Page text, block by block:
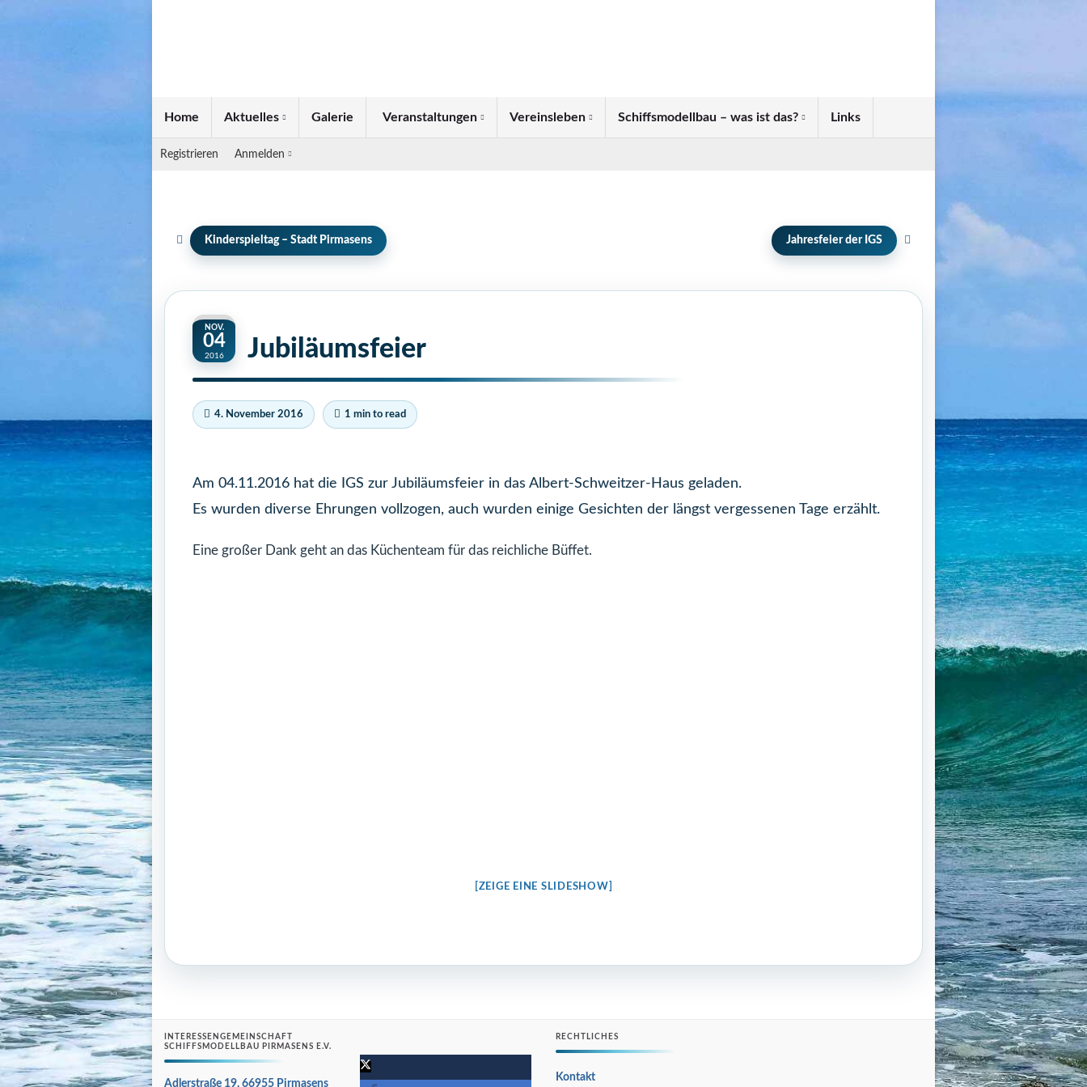
Home Aktuelles Galerie Veranstaltungen Vereinsleben Schiffsmodellbau – was ist das? Links
Registrieren Anmelden
Kinderspieltag – Stadt Pirmasens Jahresfeier der IGS
NOV.
04
2016 Jubiläumsfeier
4. November 2016 1 min to read
Am 04.11.2016 hat die IGS zur Jubiläumsfeier in das Albert-Schweitzer-Haus geladen.
Es wurden diverse Ehrungen vollzogen, auch wurden einige Gesichten der längst vergessenen Tage erzählt.
Eine großer Dank geht an das Küchenteam für das reichliche Büffet.
[ZEIGE EINE SLIDESHOW]
INTERESSENGEMEINSCHAFT
SCHIFFSMODELLBAU PIRMASENS E.V.
Adlerstraße 19, 66955 Pirmasens
RECHTLICHES
Kontakt